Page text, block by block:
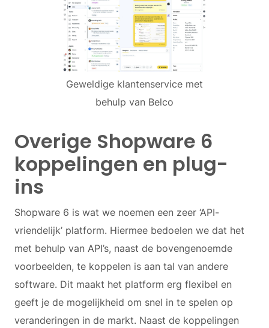
Geweldige klantenservice met
behulp van Belco
Overige Shopware 6
koppelingen en plug-
ins
Shopware 6 is wat we noemen een zeer ‘API-
vriendelijk’ platform. Hiermee bedoelen we dat het
met behulp van API’s, naast de bovengenoemde
voorbeelden, te koppelen is aan tal van andere
software. Dit maakt het platform erg flexibel en
geeft je de mogelijkheid om snel in te spelen op
veranderingen in de markt. Naast de koppelingen